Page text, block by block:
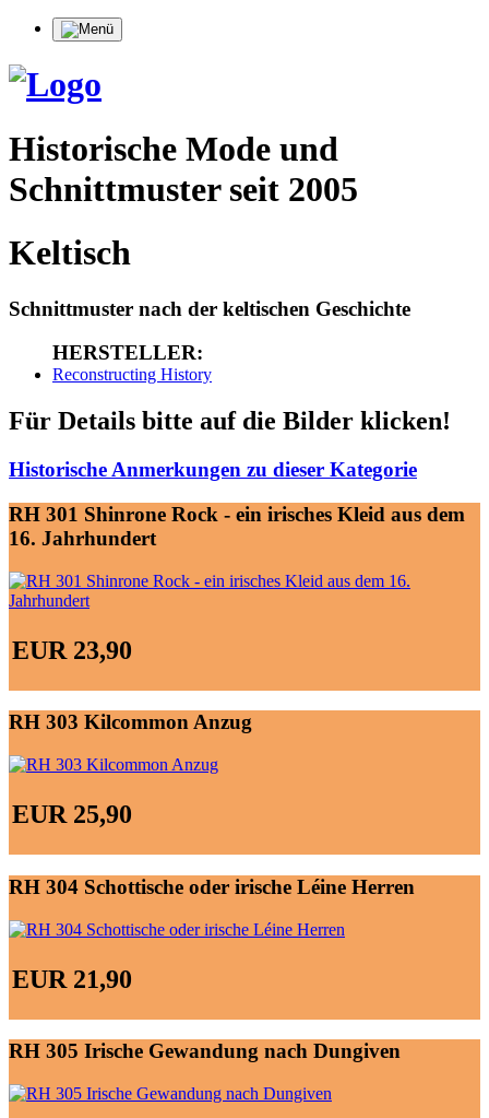
Historische Mode und
Schnittmuster seit 2005
Keltisch
Schnittmuster nach der keltischen Geschichte
HERSTELLER:
Reconstructing History
Für Details bitte auf die Bilder klicken!
Historische Anmerkungen zu dieser Kategorie
RH 301 Shinrone Rock - ein irisches Kleid aus dem
16. Jahrhundert
EUR 23,90
RH 303 Kilcommon Anzug
EUR 25,90
RH 304 Schottische oder irische Léine Herren
EUR 21,90
RH 305 Irische Gewandung nach Dungiven